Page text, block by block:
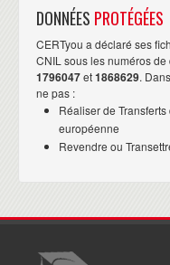
DONNÉES PROTÉGÉES
CERTyou a déclaré ses
CNIL sous les numéros de
1796047et1868629.
ne pas :
Réaliser de
européenne
Revendre ou